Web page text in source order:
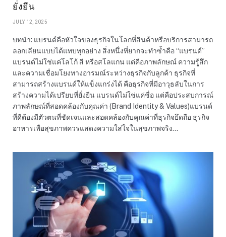
ยั่งยืน
JULY 12, 2025
บทนำ: แบรนด์คือหัวใจของธุรกิจในโลกที่สินค้าหรือบริการสามารถ
ลอกเลียนแบบได้แทบทุกอย่าง สิ่งหนึ่งที่ยากจะทำซ้ำคือ “แบรนด์”
แบรนด์ไม่ใช่แค่โลโก้ สี หรือสโลแกน แต่คือภาพลักษณ์ ความรู้สึก
และความเชื่อมโยงทางอารมณ์ระหว่างธุรกิจกับลูกค้า ธุรกิจที่
สามารถสร้างแบรนด์ให้แข็งแกร่งได้ คือธุรกิจที่มีอาวุธลับในการ
สร้างความได้เปรียบที่ยั่งยืน แบรนด์ไม่ใช่แค่ชื่อ แต่คือประสบการณ์
ภาพลักษณ์ที่สอดคล้องกับคุณค่า (Brand Identity & Values)แบรนด์
ที่ดีต้องมีตัวตนที่ชัดเจนและสอดคล้องกับคุณค่าที่ธุรกิจยึดถือ ธุรกิจ
อาหารเพื่อสุขภาพควรแสดงความใส่ใจในสุขภาพจริง…